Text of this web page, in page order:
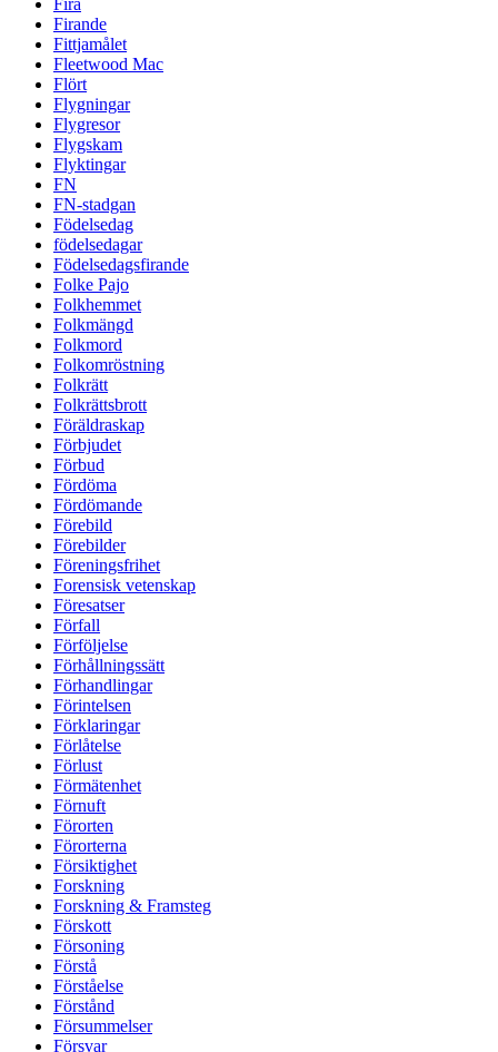
Firande
Fittjamålet
Fleetwood Mac
Flört
Flygningar
Flygresor
Flygskam
Flyktingar
FN
FN-stadgan
Födelsedag
födelsedagar
Födelsedagsfirande
Folke Pajo
Folkhemmet
Folkmängd
Folkmord
Folkomröstning
Folkrätt
Folkrättsbrott
Föräldraskap
Förbjudet
Förbud
Fördöma
Fördömande
Förebild
Förebilder
Föreningsfrihet
Forensisk vetenskap
Föresatser
Förfall
Förföljelse
Förhållningssätt
Förhandlingar
Förintelsen
Förklaringar
Förlåtelse
Förlust
Förmätenhet
Förnuft
Förorten
Förorterna
Försiktighet
Forskning
Forskning & Framsteg
Förskott
Försoning
Förstå
Förståelse
Förstånd
Försummelser
Försvar